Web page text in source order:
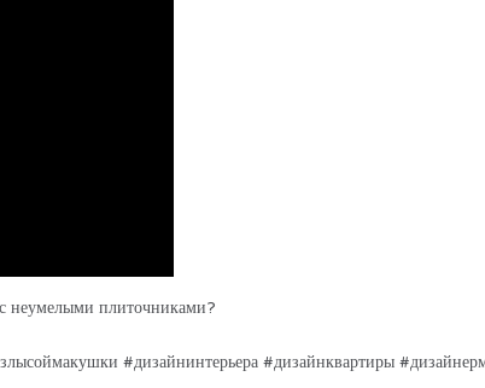
неумелыми плиточниками?
#дизайнинтерьера #дизайнквартиры